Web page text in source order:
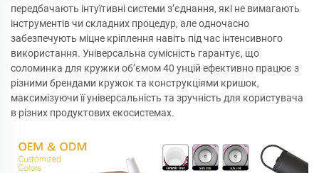
передбачають інтуїтивні системи з’єднання, які не вимагають
інструментів чи складних процедур, але одночасно
забезпечують міцне кріплення навіть під час інтенсивного
використання. Універсальна сумісність гарантує, що
соломинка для кружки об’ємом 40 унцій ефективно працює з
різними брендами кружок та конструкціями кришок,
максимізуючи її універсальність та зручність для користувача
в різних продуктових екосистемах.